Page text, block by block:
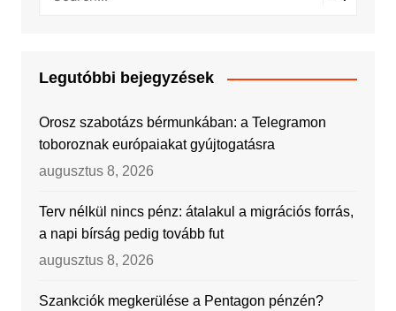
Legutóbbi bejegyzések
Orosz szabotázs bérmunkában: a Telegramon
toboroznak európaiakat gyújtogatásra
augusztus 8, 2026
Terv nélkül nincs pénz: átalakul a migrációs forrás,
a napi bírság pedig tovább fut
augusztus 8, 2026
Szankciók megkerülése a Pentagon pénzén?